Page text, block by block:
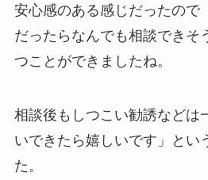
安心感のある感じだったので
だったらなんでも相談できそ
つことができましたね。
相談後もしつこい勧誘などは
いできたら嬉しいです」とい
た。